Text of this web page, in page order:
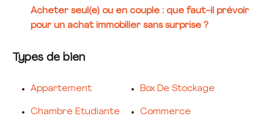
Acheter seul(e) ou en couple : que faut-il prévoir
pour un achat immobilier sans surprise ?
Types de bien
Appartement Box De Stockage
Chambre Etudiante Commerce